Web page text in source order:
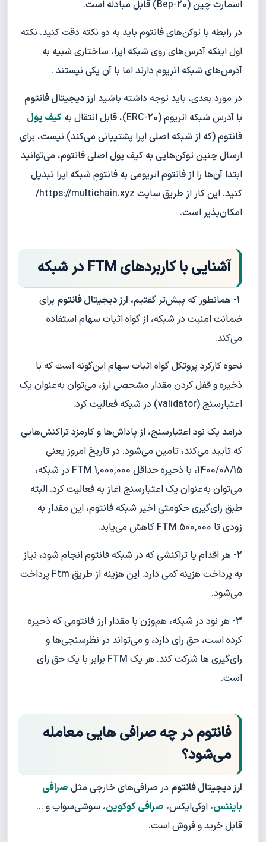
اسمارت چین (Bep-20) قابل مبادله است.
در رابطه با توکن‌های فانتوم باید به دو نکته دقت کنید. نکته
اول اینکه آدرس‌های روی شبکه اپرا، ساختاری شبیه به
آدرس‌های شبکه اتریوم دارند اما با آن یکی نیستند .
در مورد بعدی، باید توجه داشته باشید ارز دیجیتال فانتوم
با آدرس‌ شبکه اتریوم (ERC-20)، قابل انتقال به
کیف پول
فانتوم (که از شبکه اصلی اپرا پشتیبانی می‌کند) نیست، برای
ارسال چنین توکن‌هایی به کیف پول اصلی فانتوم، می‌توانید
ابتدا آن‌ها را از فانتوم اتریومی به فانتومِ شبکه اپرا تبدیل
کنید. این کار از طریق سایت https://multichain.xyz/
امکان‌پذیر است.
آشنایی با کاربردهای FTM در شبکه
ارز دیجیتال فانتوم برای
ضمانت امنیت در شبکه، از گواه اثبات سهام استفاده
می‌کند.
نحوه کارکرد پروتکل گواه اثبات سهام این‌گونه است که با
ذخیره و قفل کردن مقدار مشخصی ارز، می‌توان به‌عنوان یک
اعتبار‌سنج (validator) در شبکه فعالیت کرد.
درآمد یک نود اعتبار‌سنج، از پاداش‌ها و کارمزد تراکنش‌هایی
که تایید می‌کند، تامین می‌شود. در تاریخ امروز یعنی
1400/08/15، با ذخیره حداقل 1,000,000 FTM در شبکه،
می‌توان به‌عنوان یک اعتبارسنج آغاز به فعالیت کرد. البته
طبق رای‌گیری حکومتی اخیر شبکه فانتوم، این مقدار به
زودی تا 500,000 FTM کاهش می‌یابد.
2- هر اقدام یا تراکنشی که در شبکه فانتوم انجام شود، نیاز
به پرداخت هزینه کمی دارد. این هزینه از طریق Ftm پرداخت
می‌شود.
3- هر نود در شبکه، هم‌وزن با مقدار ارز فانتومی که ذخیره
کرده است، حق رای دارد، و می‌تواند در نظرسنجی‌ها و
رای‌گیری ها شرکت کند. هر یک FTM برابر با یک حق رای
است.
فانتوم در چه صرافی هایی معامله
می‌شود؟
ارز دیجیتال فانتوم در صرافی‌های خارجی مثل صرافی
بایننس، اوکی‌ایکس، صرافی کوکوین، سوشی‌سواپ و ...
قابل خرید و فروش است.